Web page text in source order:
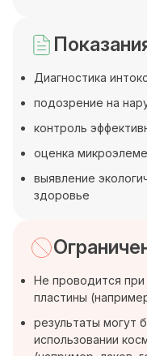
Диагностика
подозрение на
контроль
оценка
выявление
здоровье
Не проводится
пластины
результаты могут
использовании